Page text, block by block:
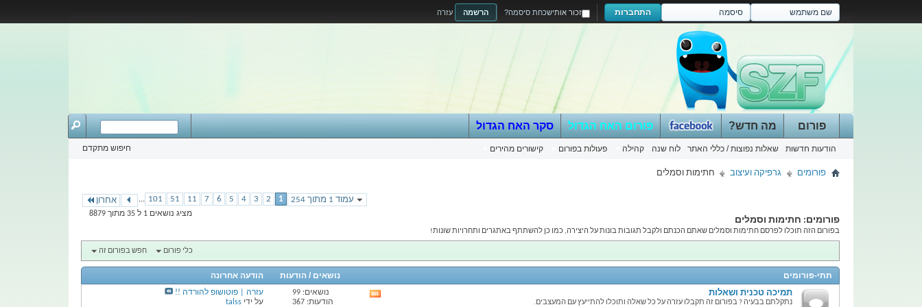
הרשמה עזרה התחברות זכור אותישכחת סיסמה?
פורום
הודעות חדשות שאלות נפוצות / כללי האתר לוח שנה קהילה פעולות בפורום קישורים מהירים
מה חדש? פורום האח הגדול סקר האח הגדול
חיפוש מתקדם
פורומים גרפיקה ועיצוב חתימות וסמלים
עמוד 1 מתוך 254 1
2
3
4
5
6
7
11
51
101
... אחרון
מציג נושאים 1 ל 35 מתוך 8879
פורומים: חתימות וסמלים
בפורום הזה תוכלו לפרסם חתימות וסמלים שאתם הכנתם ולקבל תגובות בונות על היצירה, כמו כן להשתתף באתגרים ותחרויות שונות!
כלי פורום חפש בפורום זה
תתי-פורומים נושאים / הודעות הודעה אחרונה
תמיכה טכנית ושאלות
נתקלתם בבעיה ? בפורום זה תקבלו עזרה על כל שאלה ותוכלו להתייעץ עם המעצבים.
נושאים: 99
הודעות: 367
עזרה | פוטושופ להורדה !!
על ידי talss